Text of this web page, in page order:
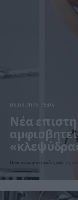
06.08.2026 15:04
Νέα
«ιδανικό»
Ποια αναλογία συγκέντρωσε τις